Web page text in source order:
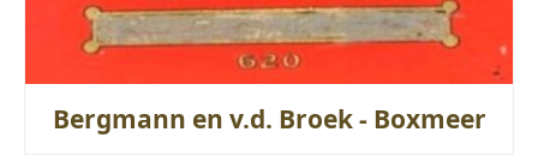
Bergmann en v.d. Broek - Boxmeer